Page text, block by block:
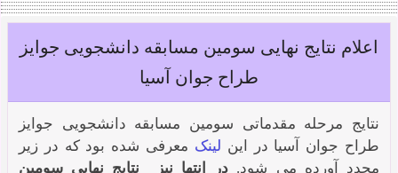
اعلام نتایج نهایی سومین مسابقه دانشجویی جوایز
طراح جوان آسیا
نتایج مرحله مقدماتی سومین مسابقه دانشجویی جوایز
طراح جوان آسیا در این لینک معرفی شده بود که در زیر
مجدد آورده می شود. در انتها نیز نتایج نهایی سومین